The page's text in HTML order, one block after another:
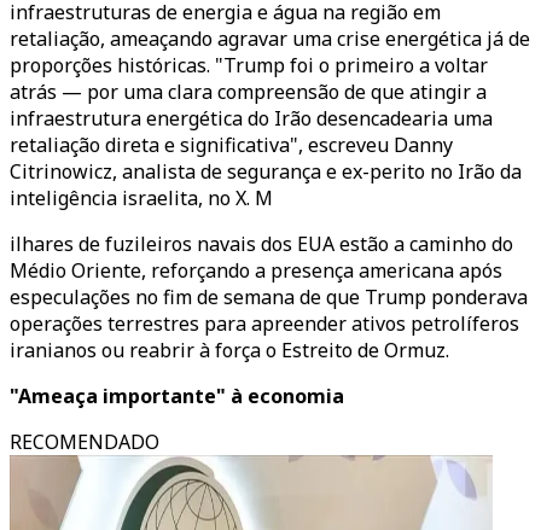
infraestruturas de energia e água na região em
retaliação, ameaçando agravar uma crise energética já de
proporções históricas. "Trump foi o primeiro a voltar
atrás — por uma clara compreensão de que atingir a
infraestrutura energética do Irão desencadearia uma
retaliação direta e significativa", escreveu Danny
Citrinowicz, analista de segurança e ex-perito no Irão da
inteligência israelita, no X. M
ilhares de fuzileiros navais dos EUA estão a caminho do
Médio Oriente, reforçando a presença americana após
especulações no fim de semana de que Trump ponderava
operações terrestres para apreender ativos petrolíferos
iranianos ou reabrir à força o Estreito de Ormuz.
"Ameaça importante" à economia
RECOMENDADO